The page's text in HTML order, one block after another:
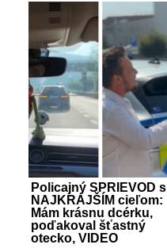
Policajný SPRIEVOD s
NAJKRAJŠÍM cieľom:
Mám krásnu dcérku,
poďakoval šťastný
otecko, VIDEO